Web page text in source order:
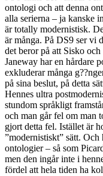
ontologi och att denna
alla serierna – ja kanske
är totally modernistisk.
är många. På DS9 ser vi
det beror på att Sisko
Janeway har en hårdare
exkluderar många
på sina beslut, på detta
Hennes ultra
stundom språkligt
och man går fel om man
gjort detta fel. Istället är
”modernistiskt” sätt.
ontologier – så som
men den ingår inte i
fördel att hela tiden ha